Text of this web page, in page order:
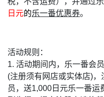
日元的乐一番优惠券。
活动规则：
1. 活动期间内，乐一番会员
(注册须有网店或实体店)
员，送1,000日元乐一番